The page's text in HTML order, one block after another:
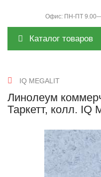
Офис: ПН-ПТ
Каталог товаров
IQ MEGALIT
Линолеум
Таркетт, колл. IQ